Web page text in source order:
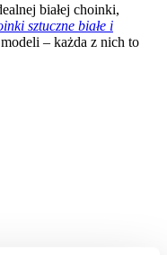
białej choinki,
sztuczne białe i
– każda z nich to